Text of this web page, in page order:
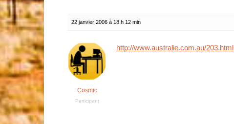
22 janvier 2006 à 18 h 12 min
Cosmic
Participant
http://www.australie.com.au/203.html